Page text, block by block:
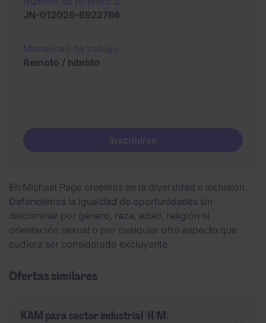
JN-012026-6922766
Remoto / híbrido
Inscribirse
En Michael Page creemos en la diversidad e inclusión.
Defendemos la igualdad de oportunidades sin
discriminar por género, raza, edad, religión ni
orientación sexual o por cualquier otro aspecto que
pudiera ser considerado excluyente.
Ofertas similares
KAM para sector industrial (H/M)